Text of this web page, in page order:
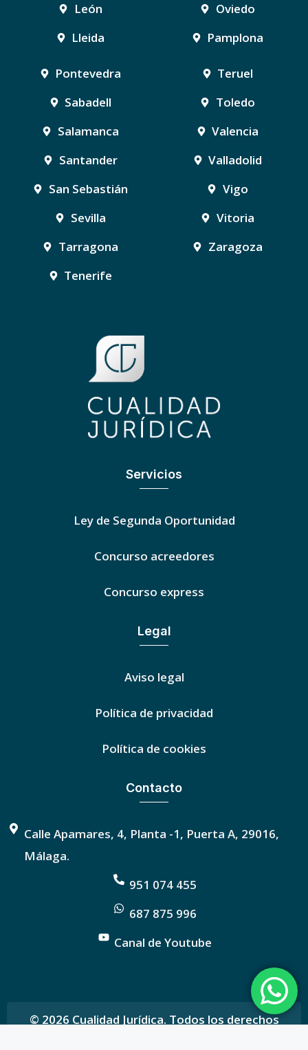
León
Lleida
Oviedo
Pamplona
Pontevedra
Sabadell
Salamanca
Santander
San Sebastián
Sevilla
Tarragona
Tenerife
Teruel
Toledo
Valencia
Valladolid
Vigo
Vitoria
Zaragoza
Servicios
Ley de Segunda Oportunidad
Concurso acreedores
Concurso express
Legal
Aviso legal
Política de privacidad
Política de cookies
Contacto
Calle Apamares, 4, Planta -1, Puerta A, 29016,
Málaga.
951 074 455
687 875 996
Canal de Youtube
© 2026 Cualidad Jurídica. Todos los derechos